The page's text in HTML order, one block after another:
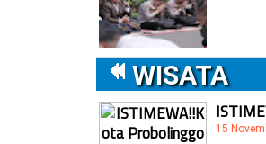
WISATA
15